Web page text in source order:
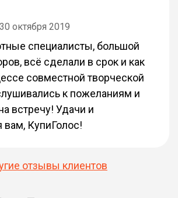
30 октября 2019
специалисты, большой
всё сделали в срок и как
совместной творческой
к пожеланиям и
встречу! Удачи и
вам, КупиГолос!
отзывы клиентов